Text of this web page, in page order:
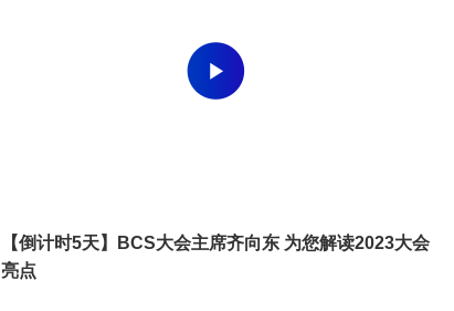
【倒计时5天】BCS大会主席齐向东 为您解读2023大会
亮点